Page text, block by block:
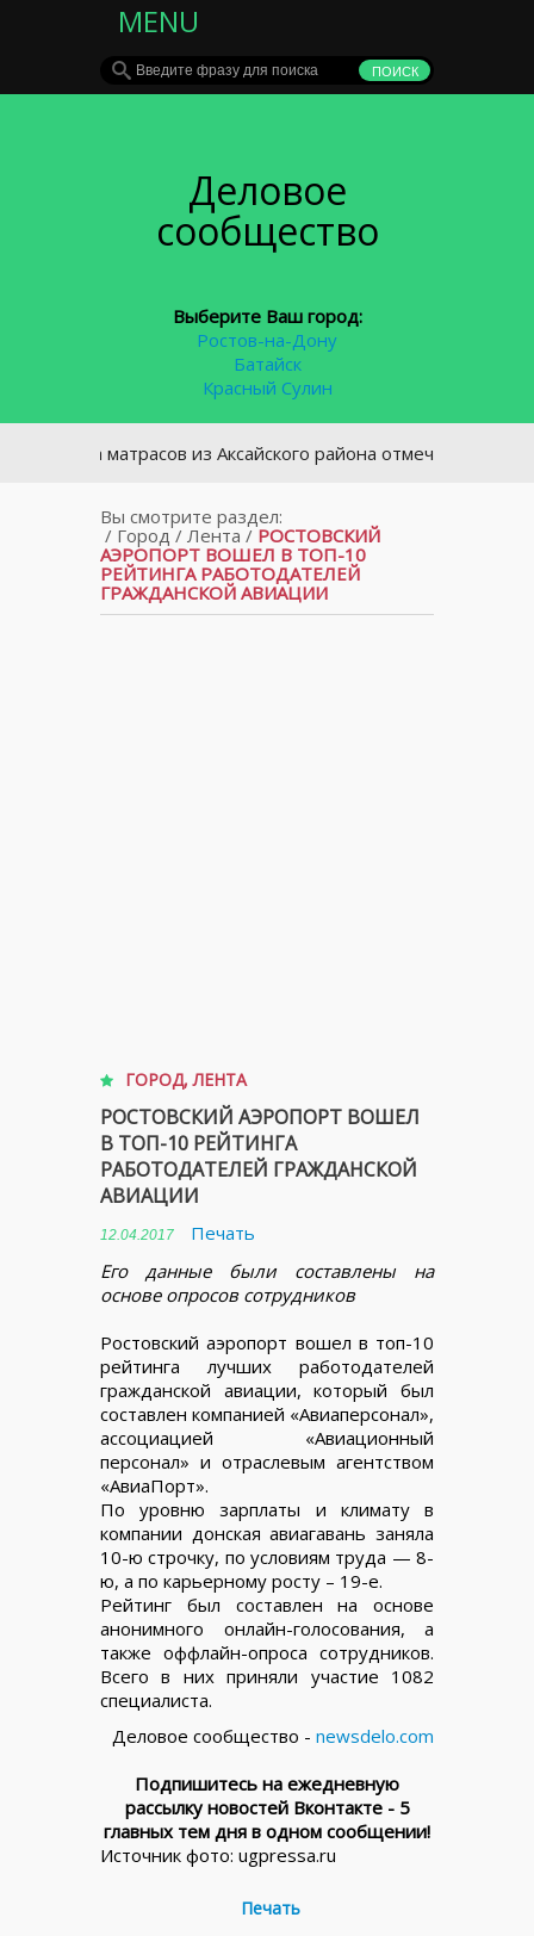
MENU
Деловое
сообщество
Выберите Ваш город:
Ростов-на-Дону
Батайск
Красный Сулин
матрасов из Аксайского района отмечена знаком
Вы смотрите раздел:
/ Город/ Лента / РОСТОВСКИЙ
АЭРОПОРТ ВОШЕЛ В ТОП-10
РЕЙТИНГА РАБОТОДАТЕЛЕЙ
ГРАЖДАНСКОЙ АВИАЦИИ
ГОРОД,ЛЕНТА
РОСТОВСКИЙ АЭРОПОРТ ВОШЕЛ
В ТОП-10 РЕЙТИНГА
РАБОТОДАТЕЛЕЙ ГРАЖДАНСКОЙ
АВИАЦИИ
12.04.2017
Печать
Его данные были составлены на
основе опросов сотрудников
Ростовский аэропорт вошел в топ-10
рейтинга лучших работодателей
гражданской авиации, который был
составлен компанией «Авиаперсонал»,
ассоциацией «Авиационный
персонал» и отраслевым агентством
«АвиаПорт».
По уровню зарплаты и климату в
компании донская авиагавань заняла
10-ю строчку, по условиям труда — 8-
ю, а по карьерному росту – 19-е.
Рейтинг был составлен на основе
анонимного онлайн-голосования, а
также оффлайн-опроса сотрудников.
Всего в них приняли участие 1082
специалиста.
Деловое сообщество - newsdelo.com
Подпишитесь на ежедневную
рассылку новостей Вконтакте - 5
главных тем дня в одном сообщении!
Источник фото: ugpressa.ru
Печать